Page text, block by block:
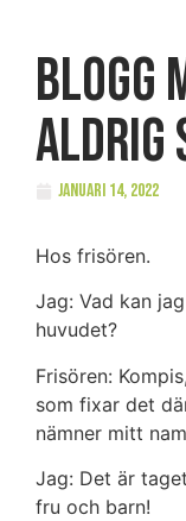
aldrig
januari 14, 2022
Hos frisören.
Jag: Vad kan
huvudet?
Frisören:
som fixar det
nämner mitt
Jag: Det är
fru och barn!